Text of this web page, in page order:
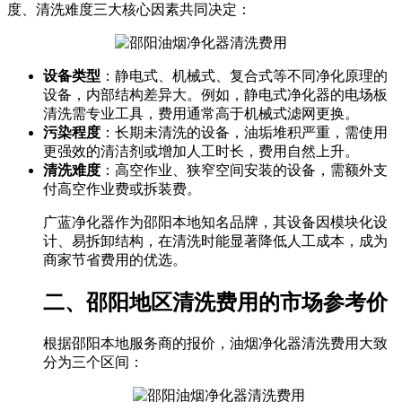
度、清洗难度三大核心因素共同决定：
设备类型 ：静电式、机械式、复合式等不同净化原理的
设备，内部结构差异大。例如，静电式净化器的电场板
清洗需专业工具，费用通常高于机械式滤网更换。
污染程度 ：长期未清洗的设备，油垢堆积严重，需使用
更强效的清洁剂或增加人工时长，费用自然上升。
清洗难度 ：高空作业、狭窄空间安装的设备，需额外支
付高空作业费或拆装费。
广蓝净化器作为邵阳本地知名品牌，其设备因模块化设
计、易拆卸结构，在清洗时能显著降低人工成本，成为
商家节省费用的优选。
二、邵阳地区清洗费用的市场参考价
根据邵阳本地服务商的报价，油烟净化器清洗费用大致
分为三个区间：